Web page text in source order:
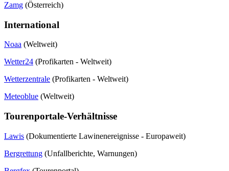
Zamg (Österreich)
International
Noaa (Weltweit)
Wetter24 (Profikarten - Weltweit)
Wetterzentrale (Profikarten - Weltweit)
Meteoblue (Weltweit)
Tourenportale-Verhältnisse
Lawis (Dokumentierte Lawinenereignisse - Europaweit)
Bergrettung (Unfallberichte, Warnungen)